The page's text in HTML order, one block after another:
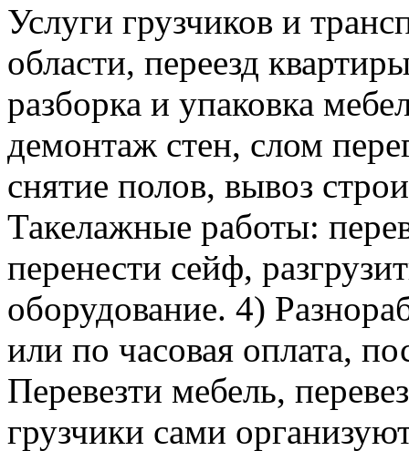
Услуги грузчиков и
области, переезд
разборка и упаковка
демонтаж стен, слом
снятие полов, вывоз
Такелажные работы:
перенести сейф,
оборудование. 4)
или по часовая оплата,
Перевезти мебель,
грузчики сами